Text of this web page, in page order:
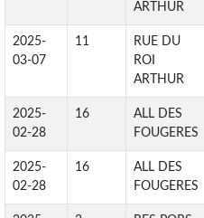
ARTHUR
2025-
03-07
11
RUE DU
ROI
ARTHUR
2025-
02-28
16
ALL DES
FOUGERES
2025-
02-28
16
ALL DES
FOUGERES